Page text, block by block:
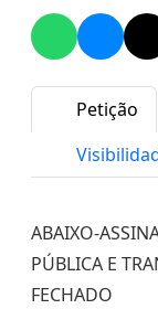
Petição
ABAIXO-
PÚBLICA E
FECHADO